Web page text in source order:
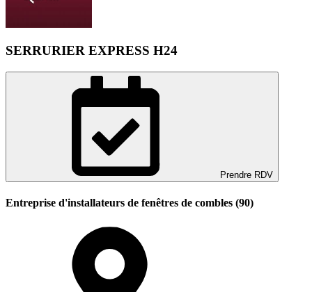
SERRURIER EXPRESS H24
Prendre RDV
Entreprise d'installateurs de fenêtres de combles (90)